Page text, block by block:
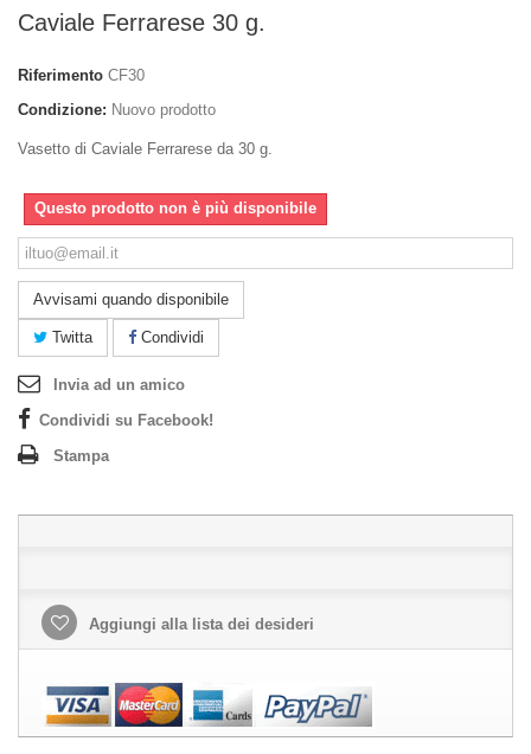
Caviale Ferrarese 30 g.
Riferimento CF30
Condizione: Nuovo prodotto
Vasetto di Caviale Ferrarese da 30 g.
Questo prodotto non è più disponibile
Avvisami quando disponibile
Twitta Condividi
Invia ad un amico
Condividi su Facebook!
Stampa
Aggiungi alla lista dei desideri